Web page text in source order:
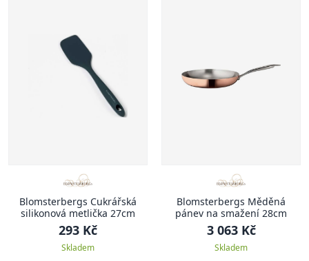
Blomsterbergs Cukrářská
silikonová metlička 27cm
293 Kč
Skladem
Blomsterbergs Měděná
pánev na smažení 28cm
3 063 Kč
Skladem